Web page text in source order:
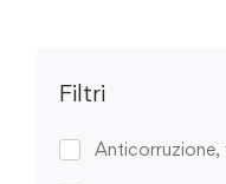
Filtri
Anticorruzione,